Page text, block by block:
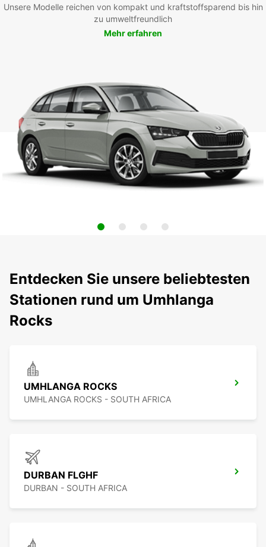
Unsere Modelle reichen von kompakt und kraftstoffsparend bis hin
zu umweltfreundlich
Mehr erfahren
Entdecken Sie unsere beliebtesten
Stationen rund um Umhlanga
Rocks
UMHLANGA ROCKS
UMHLANGA ROCKS - SOUTH AFRICA
DURBAN FLGHF
DURBAN - SOUTH AFRICA